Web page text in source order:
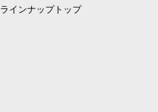
インナップトップ